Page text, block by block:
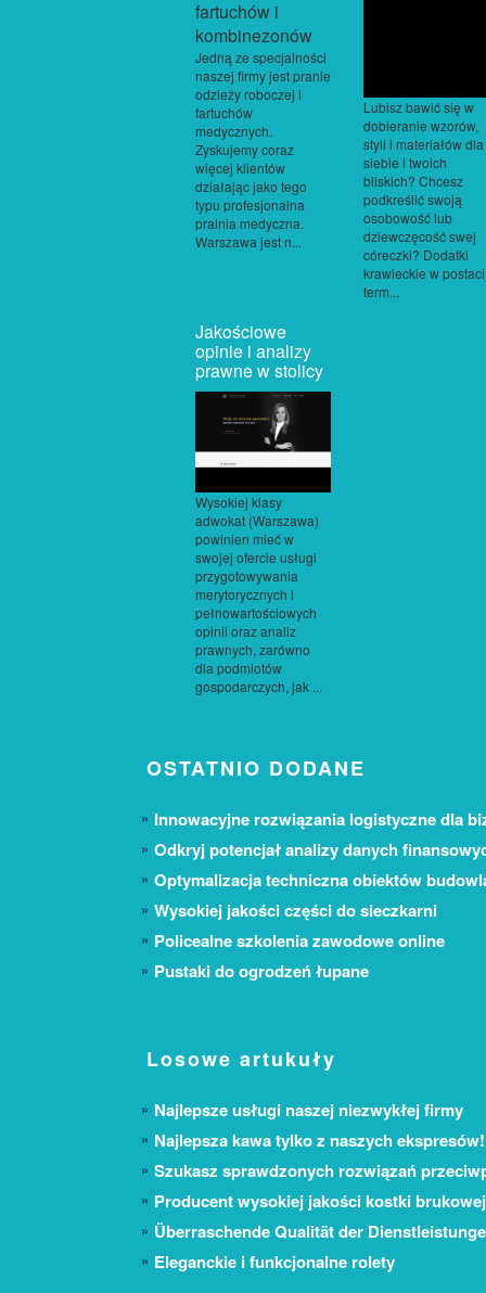
Jedną ze specjalności
naszej firmy jest pranie
odzieży roboczej i
fartuchów
medycznych.
Zyskujemy coraz
więcej klientów
działając jako tego
typu profesjonalna
pralnia medyczna.
Warszawa jest n...
Lubisz bawić się w
dobieranie wzorów,
styli i materiałów dla
siebie i twoich
bliskich? Chcesz
podkreślić swoją
osobowość lub
dziewczęcość swej
córeczki? Dodatki
krawieckie w postaci
term...
Jakościowe
opinie i analizy
prawne w stolicy
Wysokiej klasy
adwokat (Warszawa)
powinien mieć w
swojej ofercie usługi
przygotowywania
merytorycznych i
pełnowartościowych
opinii oraz analiz
prawnych, zarówno
dla podmiotów
gospodarczych, jak ...
OSTATNIO DODANE
Innowacyjne rozwiązania logistyczne dla
Odkryj potencjał analizy danych
Optymalizacja techniczna obiektów
Wysokiej jakości części do sieczkarni
Policealne szkolenia zawodowe online
Pustaki do ogrodzeń łupane
Losowe artukuły
Najlepsze usługi naszej niezwykłej firmy
Najlepsza kawa tylko z naszych ekspresów!
Szukasz sprawdzonych rozwiązań
Producent wysokiej jakości kostki brukowej
Überraschende Qualität der
Eleganckie i funkcjonalne rolety